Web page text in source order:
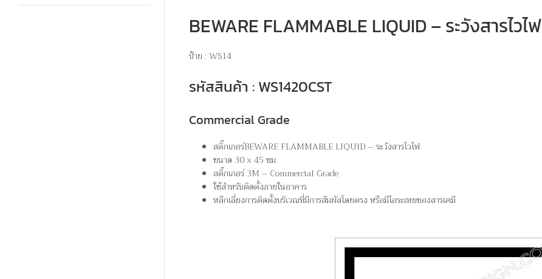
BEWARE FLAMMABLE LIQUID – ระวังสารไวไฟ
ป้าย : WS14
รหัสสินค้า : WS1420CST
Commercial Grade
สติ๊กเกอร์BEWARE FLAMMABLE LIQUID – ระวังสารไวไฟ
ขนาด 30 x 45 ซม.
สติ๊กเกอร์ 3M – Commercial Grade
ใช้สำหรับติดตั้งภายในอาคาร
หลีกเลี่ยงการติดตั้งบริเวณที่มีการสัมผัสโดยตรง หรือมีไอระเหยของสารเคมี